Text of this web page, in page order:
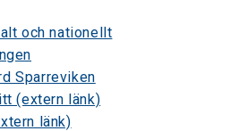
och nationellt
Sparreviken
(extern länk)
länk)